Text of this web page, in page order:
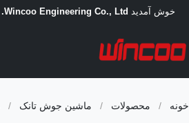
خوش آمدید Wincoo Engineering Co., Ltd.
خونه / محصولات / ماشین جوش تانک /